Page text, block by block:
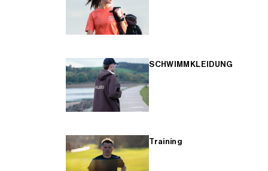
SCHWIMMKLEIDUNG
Training